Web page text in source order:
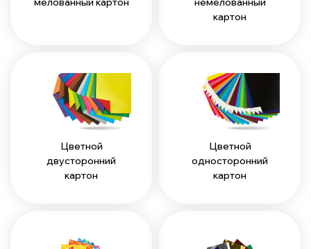
картон
Цветной
двусторонний
картон
Цветной
односторонний
картон